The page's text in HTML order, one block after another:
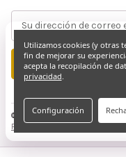
de
correo
electrónico
© 2026 Claramente Cristiano
Privacidad y derechos de autor
Utilizamos cookies (y otras
fin de mejorar su
acepta la recopilación de
privacidad.
Configuración